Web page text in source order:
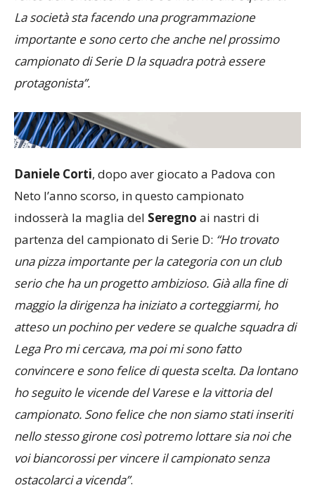
La società sta facendo una programmazione
importante e sono certo che anche nel prossimo
campionato di Serie D la squadra potrà essere
protagonista”.
Daniele Corti, dopo aver giocato a Padova con
Neto l’anno scorso, in questo campionato
indosserà la maglia del Seregno ai nastri di
partenza del campionato di Serie D: “Ho trovato
una pizza importante per la categoria con un club
serio che ha un progetto ambizioso. Già alla fine di
maggio la dirigenza ha iniziato a corteggiarmi, ho
atteso un pochino per vedere se qualche squadra di
Lega Pro mi cercava, ma poi mi sono fatto
convincere e sono felice di questa scelta. Da lontano
ho seguito le vicende del Varese e la vittoria del
campionato. Sono felice che non siamo stati inseriti
nello stesso girone così potremo lottare sia noi che
voi biancorossi per vincere il campionato senza
ostacolarci a vicenda”.